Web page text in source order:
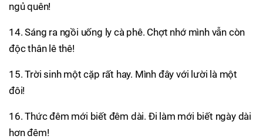
ngủ quên!
14. Sáng ra ngồi uống ly cà phê. Chợt nhớ mình vẫn còn
độc thân lê thê!
15. Trời sinh một cặp rất hay. Mình đây với lười là một
đôi!
16. Thức đêm mới biết đêm dài. Đi làm mới biết ngày dài
hơn đêm!